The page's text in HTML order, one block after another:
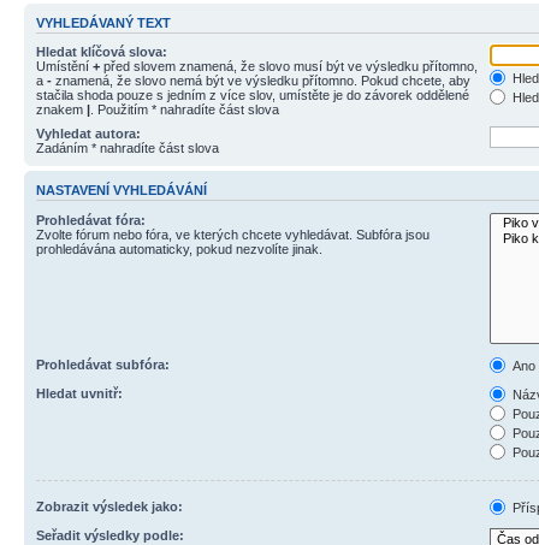
VYHLEDÁVANÝ TEXT
Hledat klíčová slova:
Umístění + před slovem znamená, že slovo musí být ve výsledku přítomno,
a - znamená, že slovo nemá být ve výsledku přítomno. Pokud chcete, aby
stačila shoda pouze s jedním z více slov, umístěte je do závorek oddělené
znakem | . Použitím * nahradíte část slova
Vyhledat autora:
Zadáním * nahradíte část slova
NASTAVENÍ VYHLEDÁVÁNÍ
Prohledávat fóra:
Zvolte fórum nebo fóra, ve kterých chcete vyhledávat. Subfóra jsou
prohledávána automaticky, pokud nezvolíte jinak.
Prohledávat subfóra:
Ano
Hledat uvnitř:
Zobrazit výsledek jako:
Seřadit výsledky podle: